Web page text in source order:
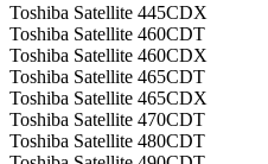
Toshiba Satellite 445CDX
Toshiba Satellite 460CDT
Toshiba Satellite 460CDX
Toshiba Satellite 465CDT
Toshiba Satellite 465CDX
Toshiba Satellite 470CDT
Toshiba Satellite 480CDT